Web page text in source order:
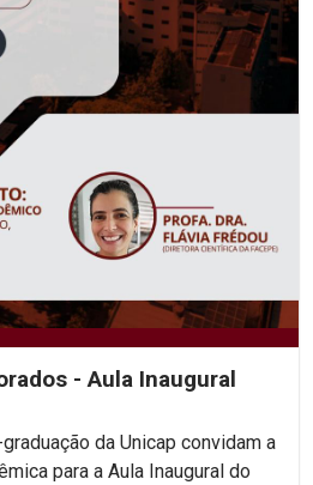
- Aula Inaugural
da Unicap convidam a
para a Aula Inaugural do